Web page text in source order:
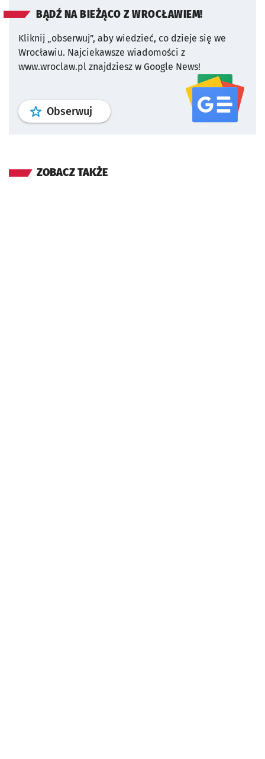
BĄDŹ NA BIEŻĄCO Z WROCŁAWIEM!
Kliknij „obserwuj”, aby wiedzieć, co dzieje się we
Wrocławiu. Najciekawsze wiadomości z
www.wroclaw.pl znajdziesz w Google News!
Obserwuj profil serwisu
ZOBACZ TAKŻE